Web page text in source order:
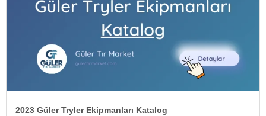
2023 Güler Tryler Ekipmanları Katalog